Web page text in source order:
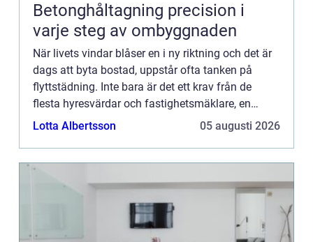
Betonghåltagning precision i
varje steg av ombyggnaden
När livets vindar blåser en i ny riktning och det är
dags att byta bostad, uppstår ofta tanken på
flyttstädning. Inte bara är det ett krav från de
flesta hyresvärdar och fastighetsmäklare, en
orde...
Lotta Albertsson 05 augusti 2026